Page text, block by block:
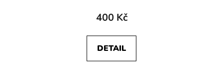
400 Kč
DETAIL